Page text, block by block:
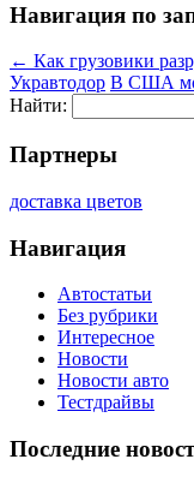
Навигация по
← Как грузовики
Укравтодор В США
Найти:
Партнеры
доставка цветов
Навигация
Автостатьи
Без рубрики
Интересное
Новости
Новости авто
Тестдрайвы
Последние